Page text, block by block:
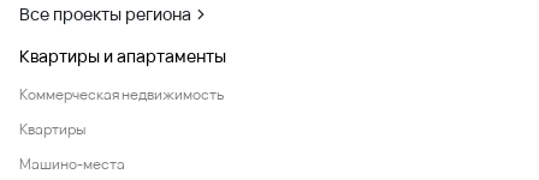
Все проекты региона
Квартиры и апартаменты
Коммерческая недвижимость
Квартиры
Машино-места